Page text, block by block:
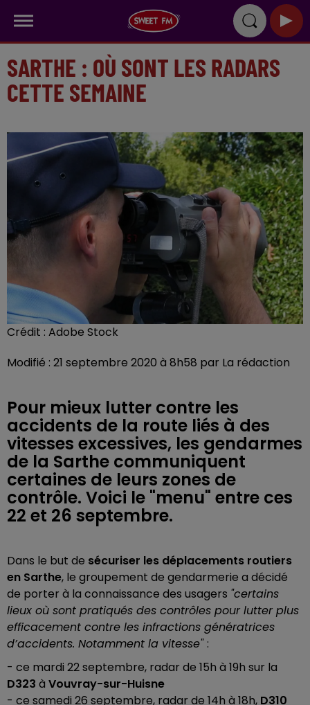
SARTHE : OÙ SONT LES RADARS
CETTE SEMAINE
Crédit : Adobe Stock
Modifié : 21 septembre 2020 à 8h58 par La rédaction
Pour mieux lutter contre les
accidents de la route liés à des
vitesses excessives, les gendarmes
de la Sarthe communiquent
certaines de leurs zones de
contrôle. Voici le "menu" entre ces
22 et 26 septembre.
Dans le but de sécuriser les déplacements routiers
en Sarthe, le groupement de gendarmerie a décidé
de porter à la connaissance des usagers "certains
lieux où sont pratiqués des contrôles pour lutter plus
efficacement contre les infractions génératrices
d’accidents. Notamment la vitesse" :
- ce mardi 22 septembre, radar de 15h à 19h sur la
D323 à Vouvray-sur-Huisne
- ce samedi 26 septembre, radar de 14h à 18h, D310